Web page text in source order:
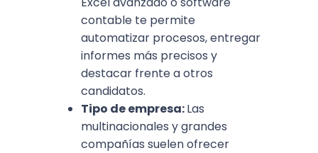
contable te permite
automatizar procesos, entregar
informes más precisos y
destacar frente a otros
candidatos.
Tipo de empresa:Las
multinacionales y grandes
compañías suelen ofrecer